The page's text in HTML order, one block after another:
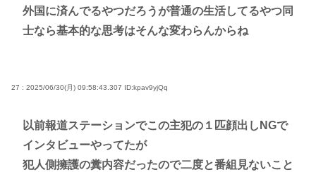
外国に済んでるやつだろうが普通の生活してるやつ同
士なら基本的な思考はそんな変わらんからね
27 : 2025/06/30(月) 09:58:43.307 ID:kpav9yjQq
以前報道ステーションでこの主犯の１匹顔出しNGで
インタビューやってたが
犯人側擁護の糞内容だったので二度と番組見ないこと